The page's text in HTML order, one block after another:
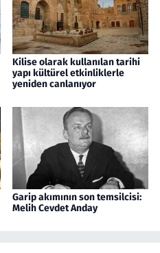
Kilise olarak kullanılan tarihi
yapı kültürel etkinliklerle
yeniden canlanıyor
Garip akımının son temsilcisi:
Melih Cevdet Anday